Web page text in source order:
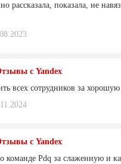
рассказала, показала, не
с Yandex
всех сотрудников за
с Yandex
команде Pdq за слаженную и